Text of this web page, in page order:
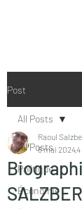
Post
All Posts
Politique
Économie
All Posts
Raoul
8 mai 2024